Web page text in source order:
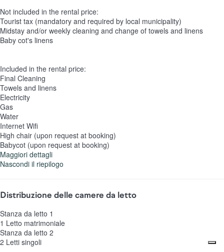
Not included in the rental price:
Tourist tax (mandatory and required by local municipality)
Midstay and/or weekly cleaning and change of towels and linens
Baby cot's linens
Included in the rental price:
Final Cleaning
Towels and linens
Electricity
Gas
Water
Internet Wifi
High chair (upon request at booking)
Babycot (upon request at booking)
Maggiori dettagli
Nascondi il riepilogo
Distribuzione delle camere da letto
Stanza da letto 1
1 Letto matrimoniale
Stanza da letto 2
2 Letti singoli